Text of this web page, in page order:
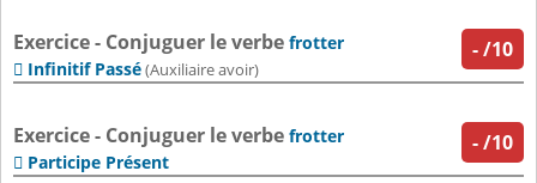
-/10
Exercice - Conjuguer le verbe frotter
 Infinitif Passé(Auxiliaire avoir)
-/10
Exercice - Conjuguer le verbe frotter
 Participe Présent